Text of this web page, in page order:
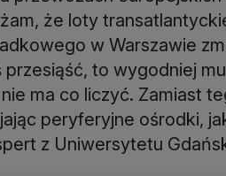
że loty
w Warszawie
to wygodniej
ma co liczyć. Zamiast
peryferyjne ośrodki,
z Uniwersytetu